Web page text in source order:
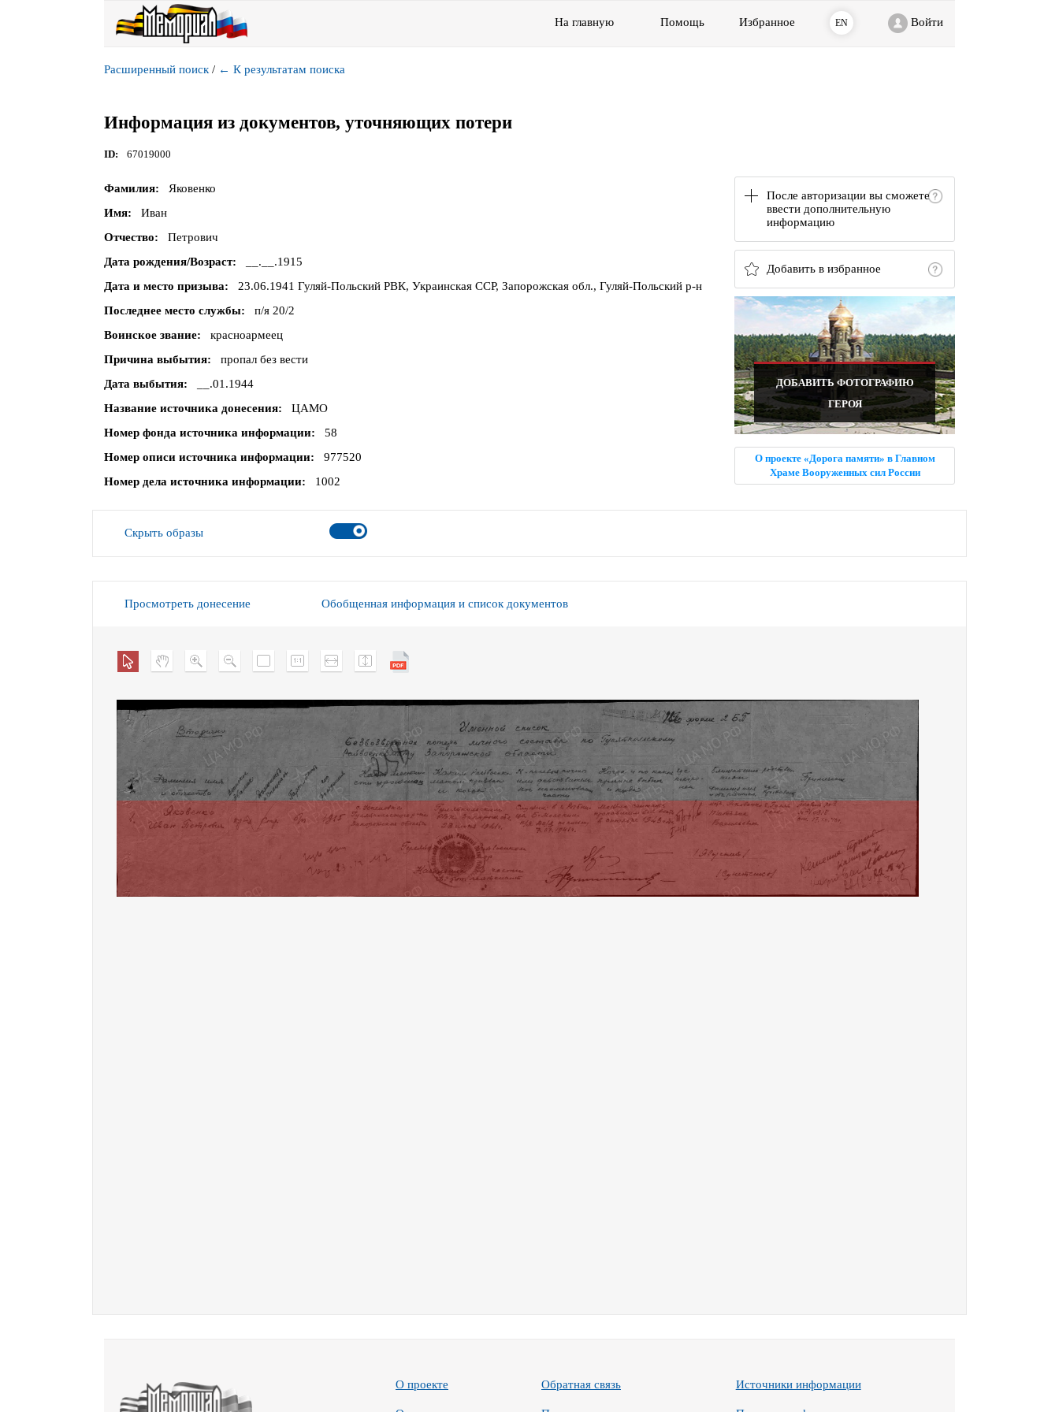
На главную Помощь Избранное EN Войти
Расширенный поиск / ← К результатам поиска
Информация из документов, уточняющих потери
ID 67019000
После авторизации вы сможете
ввести дополнительную
информацию
Добавить в избранное
ДОБАВИТЬ ФОТОГРАФИЮ
ГЕРОЯ
О проекте «Дорога памяти» в Главном
Храме Вооруженных сил России
Фамилия
Яковенко
Имя
Иван
Отчество
Петрович
Дата рождения/Возраст
__.__.1915
Дата и место призыва
23.06.1941 Гуляй-Польский РВК, Украинская ССР, Запорожская обл., Гуляй-Польский р-н
Последнее место службы
п/я 20/2
Воинское звание
красноармеец
Причина выбытия
пропал без вести
Дата выбытия
__.01.1944
Название источника донесения
ЦАМО
Номер фонда источника информации
58
Номер описи источника информации
977520
Номер дела источника информации
1002
Скрыть образы
Просмотреть донесение Обобщенная информация и список документов
О проекте Обратная связь Источники информации